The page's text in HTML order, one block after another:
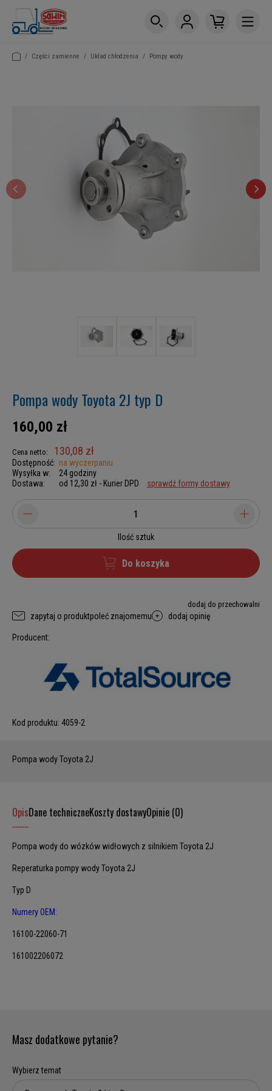
/ Części zamienne / Układ chłodzenia / Pompy wody
Pompa wody Toyota 2J typ D
160,00 zł
Cena netto: 130,08 zł
Dostępność: na wyczerpaniu
Wysyłka w:
24 godziny
Dostawa:
od 12,30 zł - Kurier DPD sprawdź formy dostawy
Ilość sztuk
Do koszyka
dodaj do przechowalni
zapytaj o produktpoleć znajomemu dodaj opinię
Producent:
Kod produktu: 4059-2
Pompa wody Toyota 2J
OpisDane techniczneKoszty dostawyOpinie (0)
Pompa wody do wózków widłowych z silnikiem Toyota 2J
Reperaturka pompy wody Toyota 2J
Typ D
Numery OEM:
16100-22060-71
161002206072
Masz dodatkowe pytanie?